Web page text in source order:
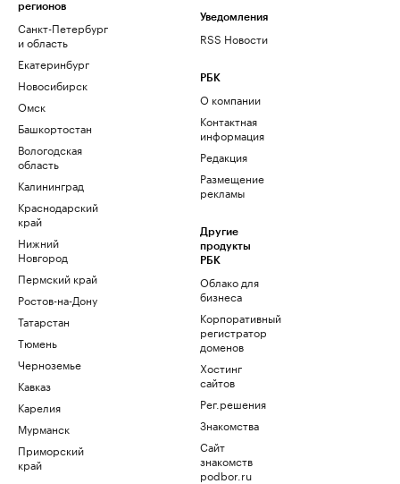
регионов
Санкт-Петербург
и область
Екатеринбург
Новосибирск
Омск
Башкортостан
Вологодская
область
Калининград
Краснодарский
край
Нижний
Новгород
Пермский край
Ростов-на-Дону
Татарстан
Тюмень
Черноземье
Кавказ
Карелия
Мурманск
Приморский
край
Уведомления
RSS Новости
РБК
О компании
Контактная
информация
Редакция
Размещение
рекламы
Другие
продукты
РБК
Облако для
бизнеса
Корпоративный
регистратор
доменов
Хостинг
сайтов
Рег.решения
Знакомства
Сайт
знакомств
podbor.ru